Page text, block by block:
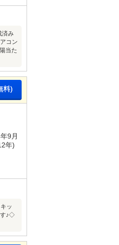
済み
コン
当た
料)
9月
年)
ッ
す♪◇